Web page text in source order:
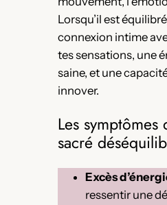
Lorsqu’il est
connexion intime
tes sensations, une
saine, et une
innover.
Les symptômes
sacré
Excès
ressentir une